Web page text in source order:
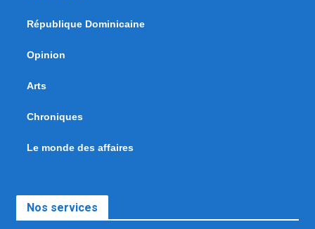
République Dominicaine
Opinion
Arts
Chroniques
Le monde des affaires
Nos services